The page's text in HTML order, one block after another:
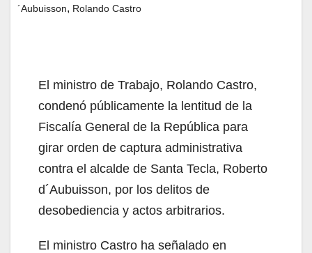
´Aubuisson, Rolando Castro
El ministro de Trabajo, Rolando Castro,
condenó públicamente la lentitud de la
Fiscalía General de la República para
girar orden de captura administrativa
contra el alcalde de Santa Tecla, Roberto
d´Aubuisson, por los delitos de
desobediencia y actos arbitrarios.
El ministro Castro ha señalado en